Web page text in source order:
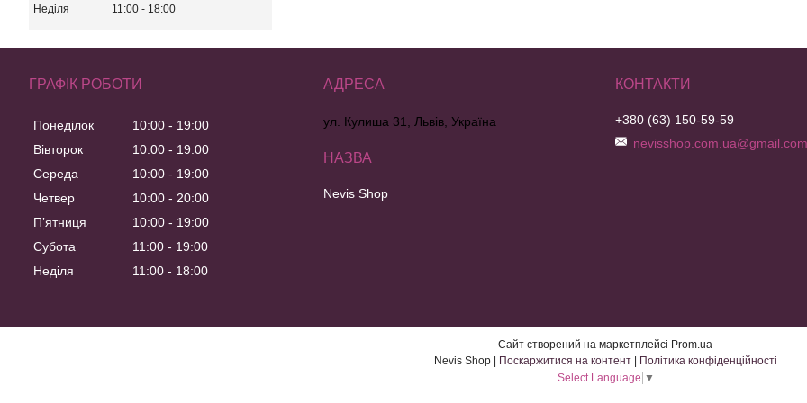
Неділя 11:00 18:00
ГРАФІК РОБОТИ
Понеділок 10:00
19:00
Вівторок
10:00
19:00
Середа
10:00
19:00
Четвер
10:00
20:00
Пʼятниця
10:00
19:00
Субота
11:00
19:00
Неділя
11:00 18:00
ул. Кулиша 31, Львів, Україна
Nevis Shop
+380 (63) 150-59-59
Сайт створений на маркетплейсі Prom.ua
Nevis Shop | Поскаржитися на контент | Політика конфіденційності
Select Language ▼